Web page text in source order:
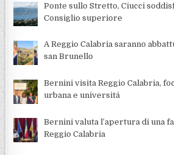
Ponte sullo Stretto, Ciucci
Consiglio superiore
A Reggio Calabria saranno
san Brunello
Bernini visita Reggio Calabria,
urbana e universitá
Bernini valuta l’apertura di una
Reggio Calabria